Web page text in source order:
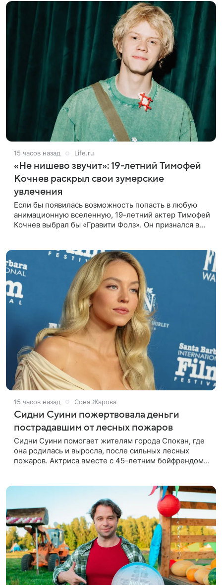
15 часов назад Life.ru
«Не нишево звучит»: 19-летний Тимофей
Кочнев раскрыл свои зумерские
увлечения
Если бы появилась возможность попасть в любую
анимационную вселенную, 19-летний актер Тимофей
Кочнев выбрал бы «Гравити Фолз». Он признался в
15 часов назад Соня Жарова
Сидни Суини пожертвовала деньги
пострадавшим от лесных пожаров
Сидни Суини помогает жителям города Спокан, где
она родилась и выросла, после сильных лесных
пожаров. Актриса вместе с 45-летним бойфрендом